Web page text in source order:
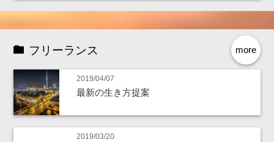
more
フリーランス
2019/04/07
最新の生き方提案
2019/03/20